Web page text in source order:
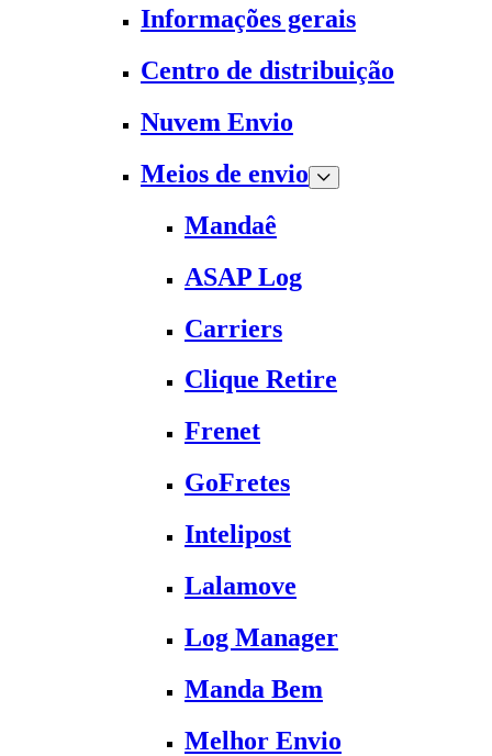
Informações gerais
Centro de distribuição
Nuvem Envio
Meios de envio
Mandaê
ASAP Log
Carriers
Clique Retire
Frenet
GoFretes
Intelipost
Lalamove
Log Manager
Manda Bem
Melhor Envio